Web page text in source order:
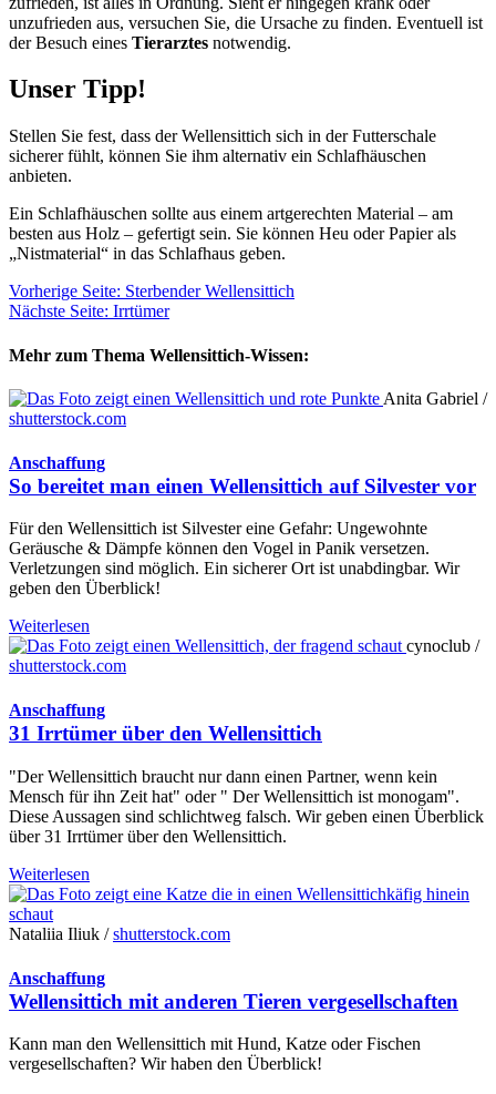
unzufrieden aus, versuchen Sie, die Ursache zu finden. Eventuell ist
der Besuch eines Tierarztes notwendig.
Unser Tipp!
Stellen Sie fest, dass der Wellensittich sich in der Futterschale
sicherer fühlt, können Sie ihm alternativ ein Schlafhäuschen
anbieten.
Ein Schlafhäuschen sollte aus einem artgerechten Material – am
besten aus Holz – gefertigt sein. Sie können Heu oder Papier als
„Nistmaterial“ in das Schlafhaus geben.
Vorherige Seite: Sterbender Wellensittich
Nächste Seite: Irrtümer
Mehr zum Thema Wellensittich-Wissen:
Anita Gabriel /
shutterstock.com
Anschaffung
So bereitet man einen Wellensittich auf Silvester vor
Für den Wellensittich ist Silvester eine Gefahr: Ungewohnte
Geräusche & Dämpfe können den Vogel in Panik versetzen.
Verletzungen sind möglich. Ein sicherer Ort ist unabdingbar. Wir
geben den Überblick!
Weiterlesen
cynoclub /
shutterstock.com
Anschaffung
31 Irrtümer über den Wellensittich
"Der Wellensittich braucht nur dann einen Partner, wenn kein
Mensch für ihn Zeit hat" oder " Der Wellensittich ist monogam".
Diese Aussagen sind schlichtweg falsch. Wir geben einen Überblick
über 31 Irrtümer über den Wellensittich.
Weiterlesen
Nataliia Iliuk /shutterstock.com
Anschaffung
Wellensittich mit anderen Tieren vergesellschaften
Kann man den Wellensittich mit Hund, Katze oder Fischen
vergesellschaften? Wir haben den Überblick!